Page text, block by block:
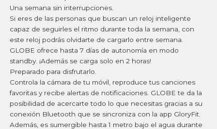
Una semana sin interrupciones.
Si eres de las personas que buscan un reloj inteligente
capaz de seguirles el ritmo durante toda la semana, con
este reloj podrás olvidarte de cargarlo entre semana.
GLOBE ofrece hasta 7 días de autonomía en modo
standby. ¡Además se carga solo en 2 horas!
Preparado para disfrutarlo.
Controla la cámara de tu móvil, reproduce tus canciones
favoritas y recibe alertas de notificaciones. GLOBE te da la
posibilidad de acercarte todo lo que necesitas gracias a su
conexión Bluetooth que se sincroniza con la app GloryFit.
Además, es sumergible hasta 1 metro bajo el agua durante